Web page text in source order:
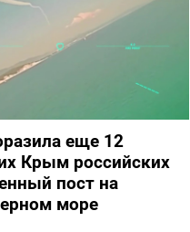
еще 12
Крым российских
пост на
море